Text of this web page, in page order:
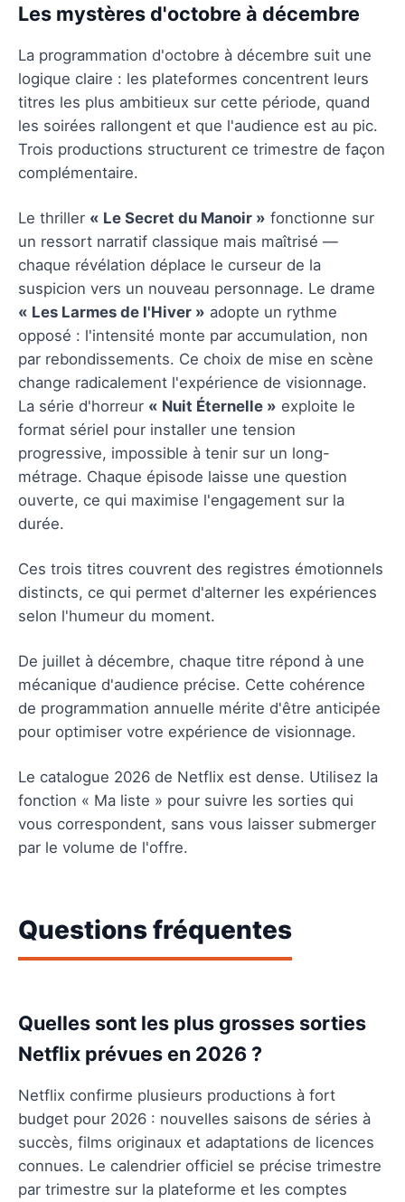
Les mystères d'octobre à décembre
La programmation d'octobre à décembre suit une
logique claire : les plateformes concentrent leurs
titres les plus ambitieux sur cette période, quand
les soirées rallongent et que l'audience est au pic.
Trois productions structurent ce trimestre de façon
complémentaire.
Le thriller « Le Secret du Manoir » fonctionne sur
un ressort narratif classique mais maîtrisé —
chaque révélation déplace le curseur de la
suspicion vers un nouveau personnage. Le drame
« Les Larmes de l'Hiver » adopte un rythme
opposé : l'intensité monte par accumulation, non
par rebondissements. Ce choix de mise en scène
change radicalement l'expérience de visionnage.
La série d'horreur « Nuit Éternelle » exploite le
format sériel pour installer une tension
progressive, impossible à tenir sur un long-
métrage. Chaque épisode laisse une question
ouverte, ce qui maximise l'engagement sur la
durée.
Ces trois titres couvrent des registres émotionnels
distincts, ce qui permet d'alterner les expériences
selon l'humeur du moment.
De juillet à décembre, chaque titre répond à une
mécanique d'audience précise. Cette cohérence
de programmation annuelle mérite d'être anticipée
pour optimiser votre expérience de visionnage.
Le catalogue 2026 de Netflix est dense. Utilisez la
fonction « Ma liste » pour suivre les sorties qui
vous correspondent, sans vous laisser submerger
par le volume de l'offre.
Questions fréquentes
Quelles sont les plus grosses sorties
Netflix prévues en 2026 ?
Netflix confirme plusieurs productions à fort
budget pour 2026 : nouvelles saisons de séries à
succès, films originaux et adaptations de licences
connues. Le calendrier officiel se précise trimestre
par trimestre sur la plateforme et les comptes